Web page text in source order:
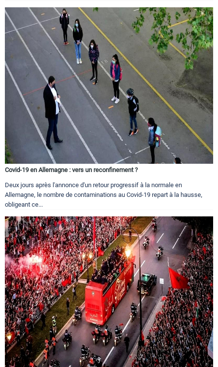
Covid-19 en Allemagne : vers un reconfinement ?
Deux jours après l'annonce d'un retour progressif à la normale en
Allemagne, le nombre de contaminations au Covid-19 repart à la hausse,
obligeant ce...